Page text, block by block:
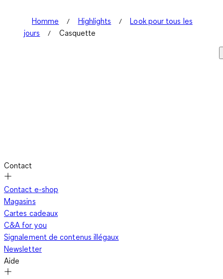
Homme Highlights
Look pour tous les
jours
Casquette
Contact
Contact e-shop
Magasins
Cartes cadeaux
C&A for you
Signalement de contenus illégaux
Newsletter
Aide